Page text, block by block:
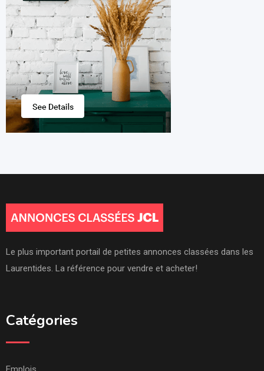
Le plus important portail de petites annonces classées dans les
Laurentides. La référence pour vendre et acheter!
Catégories